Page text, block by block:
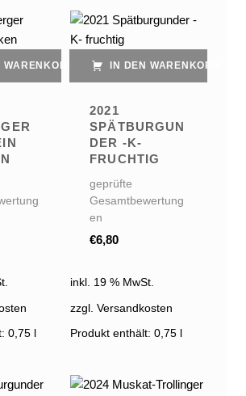
WARENKORB
0,75
IN DEN WARENKORB
2021
SPÄTBURGUN
DER -K-
FRUCHTIG
geprüfte
Gesamtbewertung
en
€6,80
inkl. 19 % MwSt.
zzgl. Versandkosten
Produkt enthält: 0,75